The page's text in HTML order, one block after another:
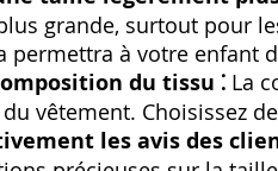
grande‚ surtout pour
permettra à votre enfant
du tissu ⁚ La
vêtement. Choisissez
les avis des